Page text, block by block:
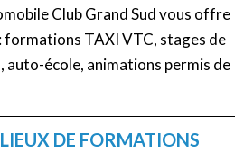
Club Grand Sud vous offre
formations TAXI VTC, stages de
auto-école, animations permis de
DE FORMATIONS